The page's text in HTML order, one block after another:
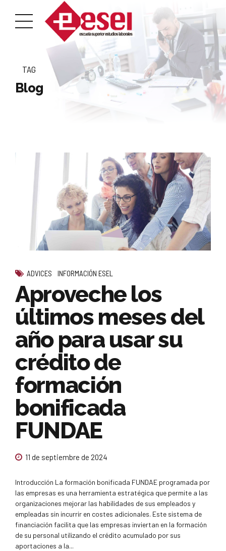
TAG
Blog
ADVICES INFORMACIÓN ESEL
Aproveche los
últimos meses del
año para usar su
crédito de
formación
bonificada
FUNDAE
11 de septiembre de 2024
Introducción La formación bonificada FUNDAE programada por
las empresas es una herramienta estratégica que permite a las
organizaciones mejorar las habilidades de sus empleados y
empleadas sin incurrir en costes adicionales. Este sistema de
financiación facilita que las empresas inviertan en la formación
de su personal utilizando el crédito acumulado por sus
aportaciones a la...